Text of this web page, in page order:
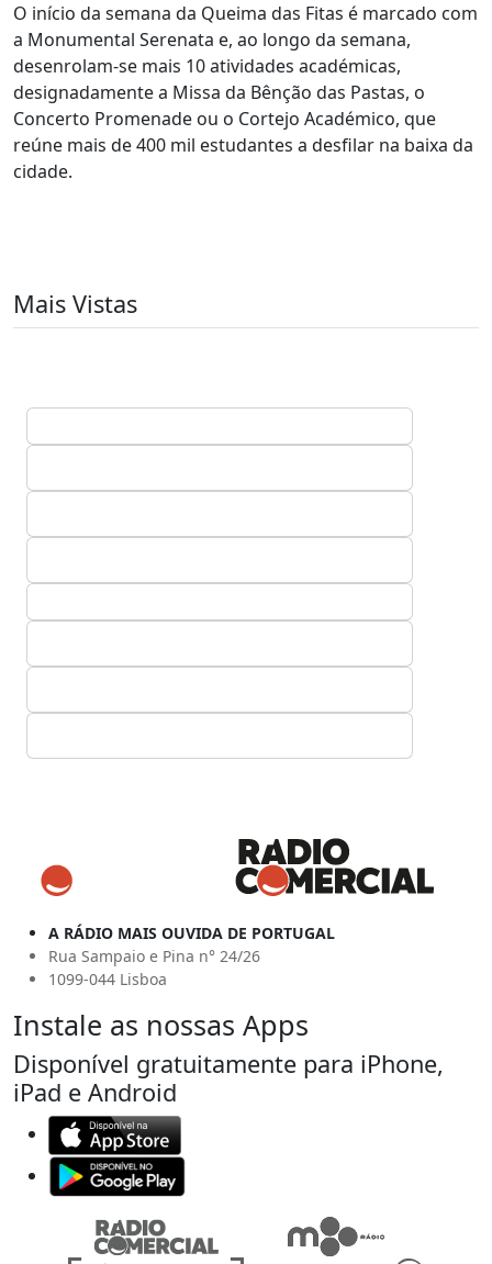
O início da semana da Queima das Fitas é marcado com
a Monumental Serenata e, ao longo da semana,
desenrolam-se mais 10 atividades académicas,
designadamente a Missa da Bênção das Pastas, o
Concerto Promenade ou o Cortejo Académico, que
reúne mais de 400 mil estudantes a desfilar na baixa da
cidade.
Mais Vistas
A RÁDIO MAIS OUVIDA DE PORTUGAL
Rua Sampaio e Pina n° 24/26
1099-044 Lisboa
Instale as nossas Apps
Disponível gratuitamente para iPhone,
iPad e Android